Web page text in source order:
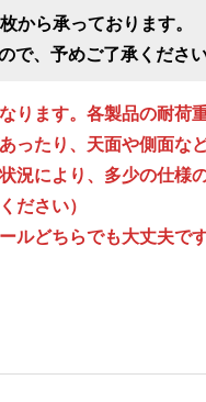
から承っております。
で、予めご了承ください
ります。各製品の耐荷
たり、天面や側面な
況により、多少の仕様
ください）
どちらでも大丈夫で